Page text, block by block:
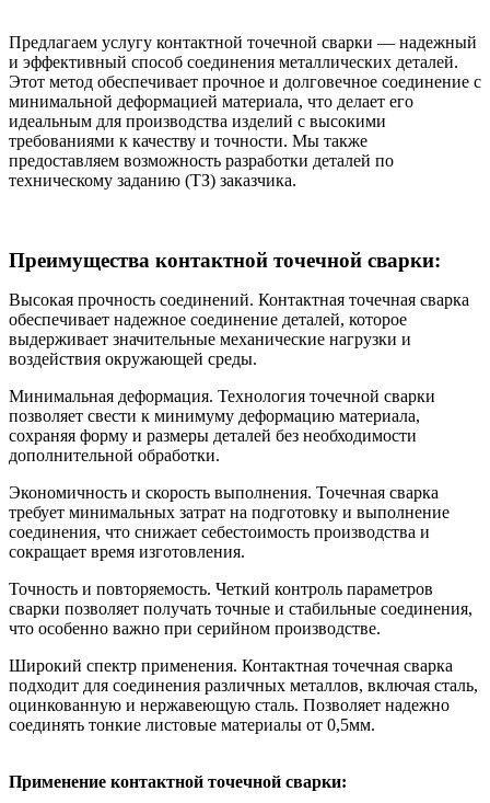
Предлагаем услугу контактной точечной сварки — надежный
и эффективный способ соединения металлических деталей.
Этот метод обеспечивает прочное и долговечное соединение с
минимальной деформацией материала, что делает его
идеальным для производства изделий с высокими
требованиями к качеству и точности. Мы также
предоставляем возможность разработки деталей по
техническому заданию (ТЗ) заказчика.
Преимущества контактной точечной сварки:
Высокая прочность соединений. Контактная точечная сварка
обеспечивает надежное соединение деталей, которое
выдерживает значительные механические нагрузки и
воздействия окружающей среды.
Минимальная деформация. Технология точечной сварки
позволяет свести к минимуму деформацию материала,
сохраняя форму и размеры деталей без необходимости
дополнительной обработки.
Экономичность и скорость выполнения. Точечная сварка
требует минимальных затрат на подготовку и выполнение
соединения, что снижает себестоимость производства и
сокращает время изготовления.
Точность и повторяемость. Четкий контроль параметров
сварки позволяет получать точные и стабильные соединения,
что особенно важно при серийном производстве.
Широкий спектр применения. Контактная точечная сварка
подходит для соединения различных металлов, включая сталь,
оцинкованную и нержавеющую сталь. Позволяет надежно
соединять тонкие листовые материалы от 0,5мм.
Применение контактной точечной сварки: